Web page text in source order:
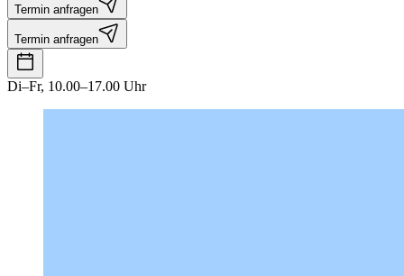
Termin anfragen
Termin anfragen
Di–Fr, 10.00–17.00 Uhr